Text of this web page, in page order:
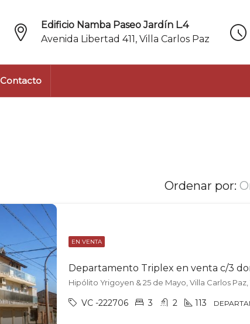
Edificio Namba Paseo Jardín L.4
Avenida Libertad 411, Villa Carlos Paz
Contacto
Ordenar por:
EN VENTA
VC -222706 3 2 113